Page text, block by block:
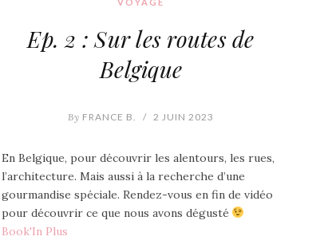
Ep. 2 : Sur les routes de
Belgique
By FRANCE B. / 2 JUIN 2023
En Belgique, pour découvrir les alentours, les rues,
l’architecture. Mais aussi à la recherche d’une
gourmandise spéciale. Rendez-vous en fin de vidéo
pour découvrir ce que nous avons dégusté
Book'In Plus